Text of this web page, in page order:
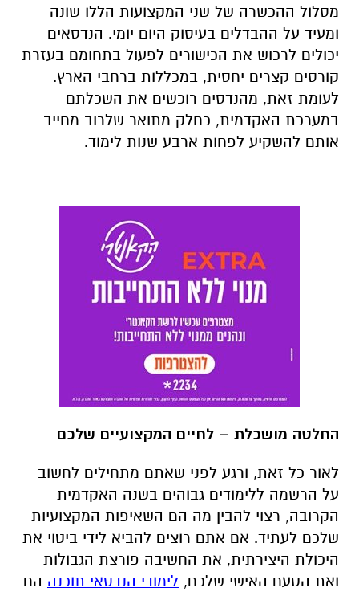
מסלול ההכשרה של שני המקצועות הללו שונה
ומעיד על ההבדלים בעיסוק היום יומי. הנדסאים
יכולים לרכוש את הכישורים לפעול בתחומם בעזרת
קורסים קצרים יחסית, במכללות ברחבי הארץ.
לעומת זאת, מהנדסים רוכשים את השכלתם
במערכת האקדמית, כחלק מתואר שלרוב מחייב
אותם להשקיע לפחות ארבע שנות לימוד.
החלטה מושכלת – לחיים המקצועיים שלכם
לאור כל זאת, ורגע לפני שאתם מתחילים לחשוב
על הרשמה ללימודים גבוהים בשנה האקדמית
הקרובה, רצוי להבין מה הם השאיפות המקצועיות
שלכם לעתיד. אם אתם רוצים להביא לידי ביטוי את
היכולת היצירתית, את החשיבה פורצת הגבולות
ואת הטעם האישי שלכם, לימודי הנדסאי תוכנה הם